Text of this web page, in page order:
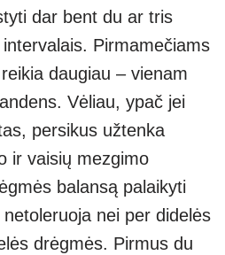
dar bent du ar tris
Pirmamečiams
daugiau – vienam
Vėliau, ypač jei
persikus užtenka
ir vaisių mezgimo
balansą palaikyti
nei per didelės
drėgmės. Pirmus du